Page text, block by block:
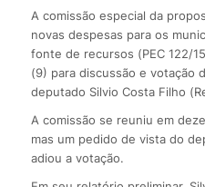
A comissão especial da
novas despesas para os
fonte de recursos (PEC 122/
(9) para discussão e votação
deputado Silvio Costa Filho
A comissão se reuniu em
mas um pedido de vista do
adiou a votação.